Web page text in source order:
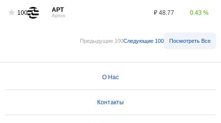
100 APT
Aptos ₽ 48.77 0.43 %
Предыдущие 100Следующие 100 Посмотреть Все
О Нас
Контакты